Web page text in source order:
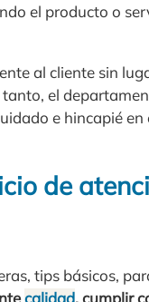
el producto o
al cliente sin
el
e hincapié
de
tips básicos,
calidad, cumplir